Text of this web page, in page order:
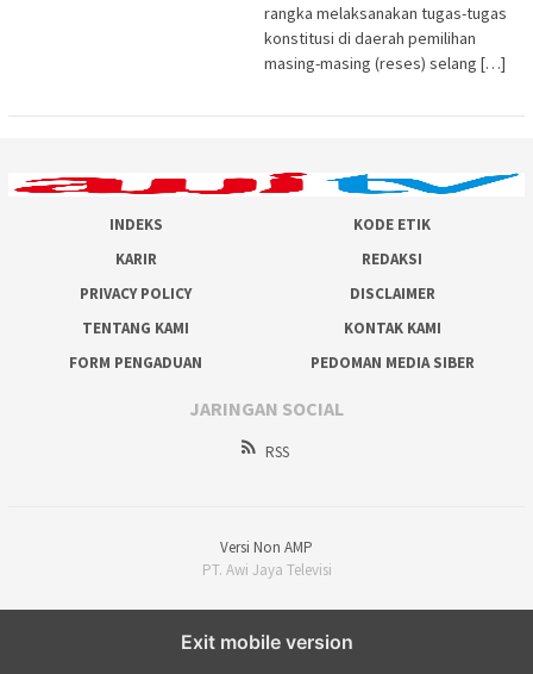
rangka melaksanakan tugas-tugas
konstitusi di daerah pemilihan
masing-masing (reses) selang […]
INDEKS
KODE ETIK
KARIR
REDAKSI
PRIVACY POLICY
DISCLAIMER
TENTANG KAMI
KONTAK KAMI
FORM PENGADUAN
PEDOMAN MEDIA SIBER
JARINGAN SOCIAL
RSS
Versi Non AMP
PT. Awi Jaya Televisi
Exit mobile version